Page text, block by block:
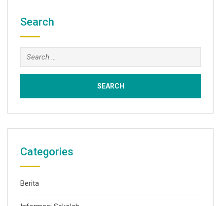
Search
Categories
Berita